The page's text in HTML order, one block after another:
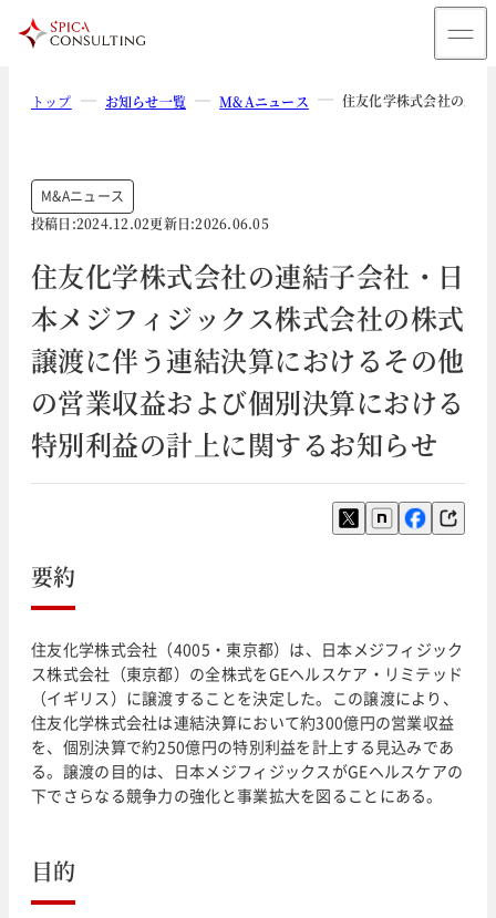
トップ お知らせ一覧 M&Aニュース 住友化学株式会社の連
M&Aニュース
投稿日:2024.12.02更新日:2026.06.05
住友化学株式会社の連結子会社・日
本メジフィジックス株式会社の株式
譲渡に伴う連結決算におけるその他
の営業収益および個別決算における
特別利益の計上に関するお知らせ
要約
住友化学株式会社（4005・東京都）は、日本メジフィジック
ス株式会社（東京都）の全株式をGEヘルスケア・リミテッド
（イギリス）に譲渡することを決定した。この譲渡により、
住友化学株式会社は連結決算において約300億円の営業収益
を、個別決算で約250億円の特別利益を計上する見込みであ
る。譲渡の目的は、日本メジフィジックスがGEヘルスケアの
下でさらなる競争力の強化と事業拡大を図ることにある。
目的